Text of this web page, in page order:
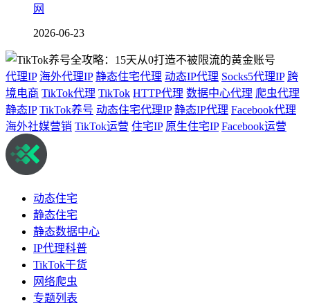
网
2026-06-23
代理IP 海外代理IP 静态住宅代理 动态IP代理 Socks5代理IP 跨
境电商 TikTok代理 TikTok HTTP代理 数据中心代理 爬虫代理
静态IP TikTok养号 动态住宅代理IP 静态IP代理 Facebook代理
海外社媒营销 TikTok运营 住宅IP 原生住宅IP Facebook运营
动态住宅
静态住宅
静态数据中心
IP代理科普
TikTok干货
网络爬虫
专题列表